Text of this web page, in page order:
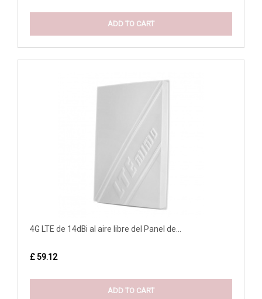
ADD TO CART
4G LTE de 14dBi al aire libre del Panel de...
£ 59.12
ADD TO CART